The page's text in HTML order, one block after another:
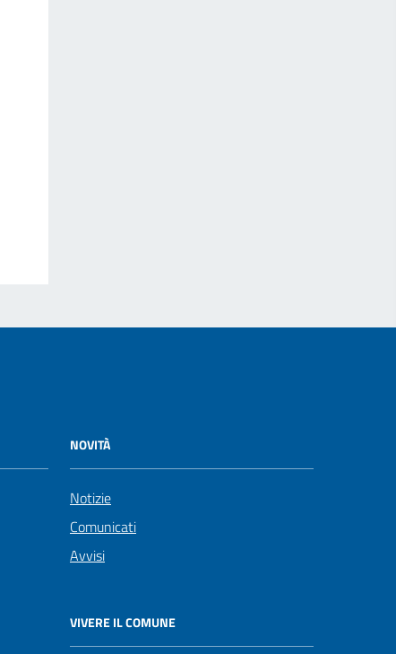
NOVITÀ
Notizie
Comunicati
Avvisi
VIVERE IL COMUNE